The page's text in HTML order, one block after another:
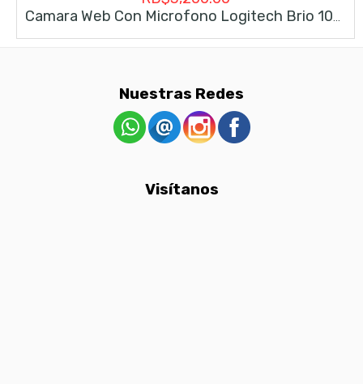
Camara Web Con Microfono Logitech Brio 100 1080p
Nuestras Redes
Visítanos